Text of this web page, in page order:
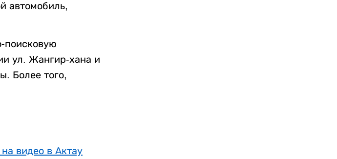
автомобиль,
поисковую
ул. Жангир-хана и
Более того,
видео в Актау